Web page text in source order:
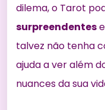
dilema, o Tarot
surpreendentes
talvez não tenha
ajuda a ver além
nuances da sua